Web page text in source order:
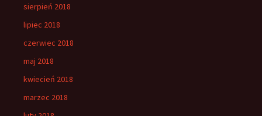
sierpień 2018
lipiec 2018
czerwiec 2018
maj 2018
kwiecień 2018
marzec 2018